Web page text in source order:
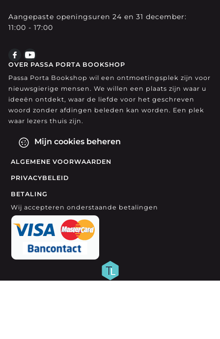
Aangepaste openingsuren 24 en 31 december:
11:00 - 17:00
OVER PASSA PORTA BOOKSHOP
Passa Porta Bookshop wil een ontmoetingsplek zijn voor
nieuwsgierige mensen. We willen een plaats zijn waar u
ideeën ontdekt, waar de liefde voor het geschreven
woord zonder afdingen beleden kan worden. Een plek
waar lezers thuis zijn.
Mijn cookies beheren
ALGEMENE VOORWAARDEN
PRIVACYBELEID
BETALING
Wij accepteren onderstaande betalingen